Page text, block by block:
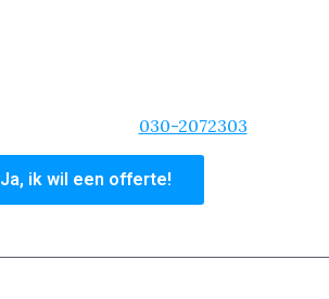
030-2072303
Ja, ik wil een offerte!